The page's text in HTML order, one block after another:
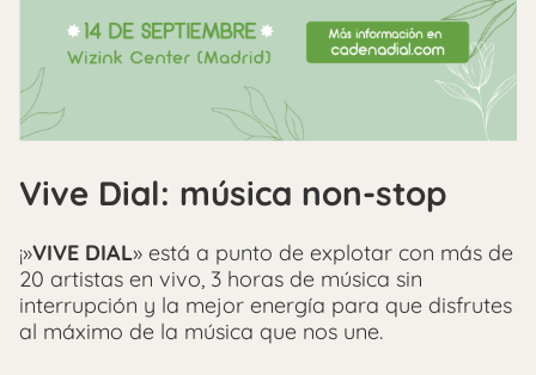
Vive Dial: música non-stop
¡»VIVE DIAL» está a punto de explotar con más de
20 artistas en vivo, 3 horas de música sin
interrupción y la mejor energía para que disfrutes
al máximo de la música que nos une.